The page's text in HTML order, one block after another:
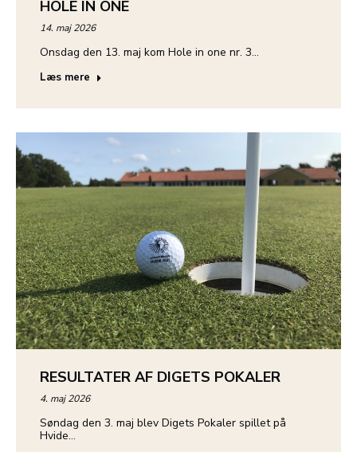
HOLE IN ONE
14. maj 2026
Onsdag den 13. maj kom Hole in one nr. 3…
Læs mere
RESULTATER AF DIGETS POKALER
4. maj 2026
Søndag den 3. maj blev Digets Pokaler spillet på
Hvide…